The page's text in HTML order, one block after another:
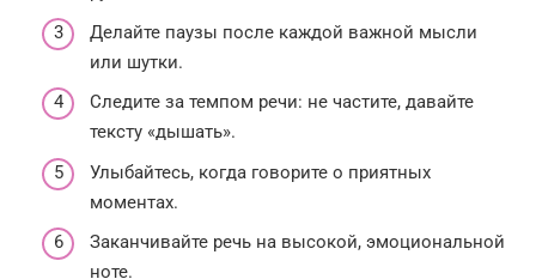
Делайте паузы после каждой важной мысли
или шутки.
Следите за темпом речи: не частите, давайте
тексту «дышать».
Улыбайтесь, когда говорите о приятных
моментах.
Заканчивайте речь на высокой, эмоциональной
ноте.